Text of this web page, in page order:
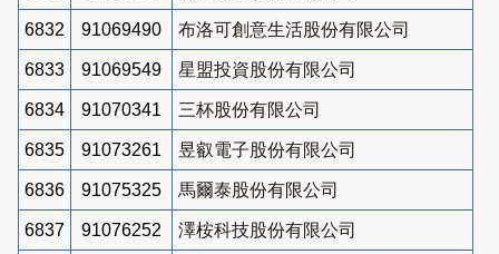
6832 91069490 布洛可創意生活股份有限公司
6833 91069549 星盟投資股份有限公司
6834 91070341 三杯股份有限公司
6835 91073261 昱叡電子股份有限公司
6836 91075325 馬爾泰股份有限公司
6837 91076252 澤桉科技股份有限公司